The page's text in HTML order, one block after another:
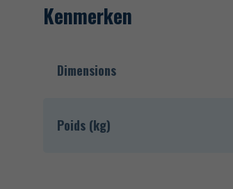
Kenmerken
Dimensions
Poids (kg)